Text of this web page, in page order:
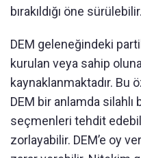
bırakıldığı öne
DEM geleneğindeki
kurulan veya sahip
kaynaklanmaktadır. Bu
DEM bir anlamda
seçmenleri tehdit
zorlayabilir. DEM’e oy